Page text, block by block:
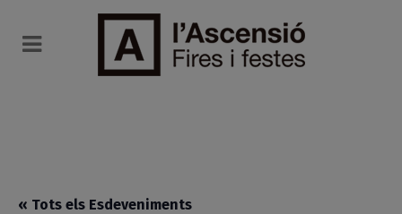
« Tots els Esdeveniments